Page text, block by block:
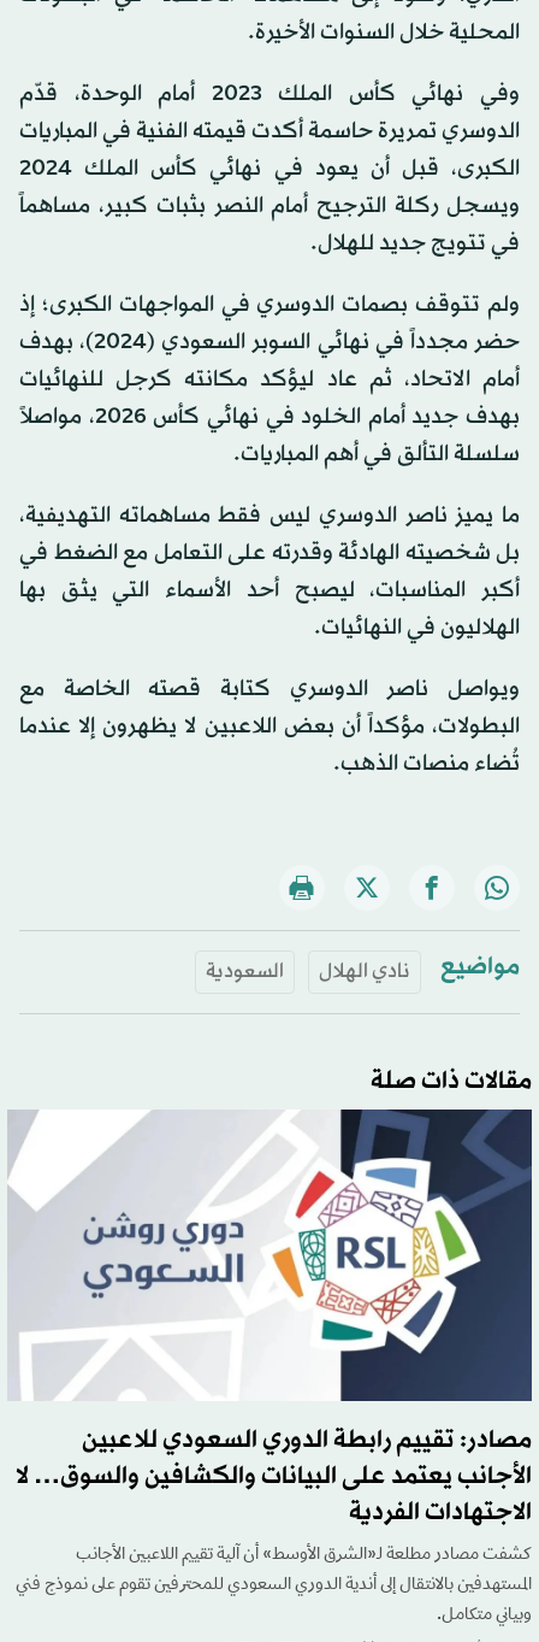
المحلية خلال السنوات الأخيرة.
وفي نهائي كأس الملك 2023 أمام الوحدة، قدّم
الدوسري تمريرة حاسمة أكدت قيمته الفنية في المباريات
الكبرى، قبل أن يعود في نهائي كأس الملك 2024
ويسجل ركلة الترجيح أمام النصر بثبات كبير، مساهماً
في تتويج جديد للهلال.
ولم تتوقف بصمات الدوسري في المواجهات الكبرى؛ إذ
حضر مجدداً في نهائي السوبر السعودي (2024)، بهدف
أمام الاتحاد، ثم عاد ليؤكد مكانته كرجل للنهائيات
بهدف جديد أمام الخلود في نهائي كأس 2026، مواصلاً
سلسلة التألق في أهم المباريات.
ما يميز ناصر الدوسري ليس فقط مساهماته التهديفية،
بل شخصيته الهادئة وقدرته على التعامل مع الضغط في
أكبر المناسبات، ليصبح أحد الأسماء التي يثق بها
الهلاليون في النهائيات.
ويواصل ناصر الدوسري كتابة قصته الخاصة مع
البطولات، مؤكداً أن بعض اللاعبين لا يظهرون إلا عندما
تُضاء منصات الذهب.
مواضيع نادي الهلال السعودية
مقالات ذات صلة
مصادر: تقييم رابطة الدوري السعودي للاعبين
الأجانب يعتمد على البيانات والكشافين والسوق… لا
الاجتهادات الفردية
كشفت مصادر مطلعة لـ«الشرق الأوسط» أن آلية تقييم اللاعبين الأجانب
المستهدفين بالانتقال إلى أندية الدوري السعودي للمحترفين تقوم على نموذج فني
وبياني متكامل.